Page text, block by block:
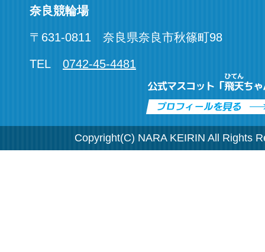
奈良競輪場
〒 631-0811 奈良県奈良市秋篠町98
TEL 0742-45-4481
Copyright(C) NARA KEIRIN All Rights